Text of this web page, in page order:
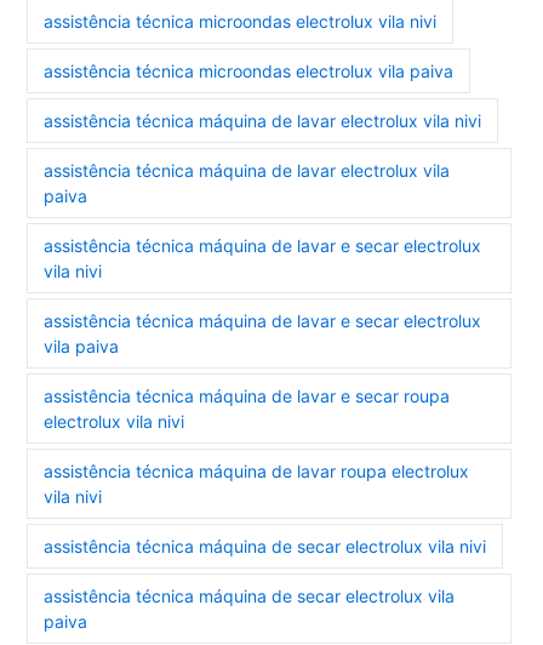
assistência técnica microondas electrolux vila nivi
assistência técnica microondas electrolux vila paiva
assistência técnica máquina de lavar electrolux vila nivi
assistência técnica máquina de lavar electrolux vila
paiva
assistência técnica máquina de lavar e secar electrolux
vila nivi
assistência técnica máquina de lavar e secar electrolux
vila paiva
assistência técnica máquina de lavar e secar roupa
electrolux vila nivi
assistência técnica máquina de lavar roupa electrolux
vila nivi
assistência técnica máquina de secar electrolux vila nivi
assistência técnica máquina de secar electrolux vila
paiva